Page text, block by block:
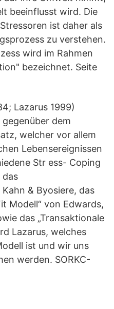
beeinflusst wird. Die
ist daher als
zu verstehen.
wird im Rahmen
bezeichnet. Seite
Lazarus 1999)
dem
welcher vor allem
Lebensereignissen
Str ess- Coping
das
& Byosiere, das
Modell“ von Edwards,
das „Transaktionale
Lazarus, welches
ist und wir uns
werden. SORKC-